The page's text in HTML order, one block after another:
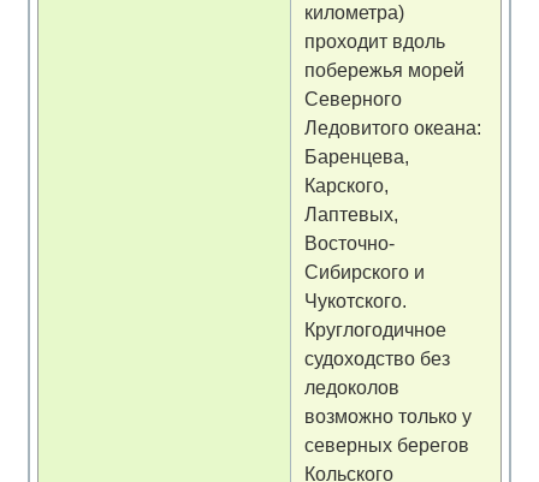
километра)
проходит вдоль
побережья морей
Северного
Ледовитого океана:
Баренцева,
Карского,
Лаптевых,
Восточно-
Сибирского и
Чукотского.
Круглогодичное
судоходство без
ледоколов
возможно только у
северных берегов
Кольского